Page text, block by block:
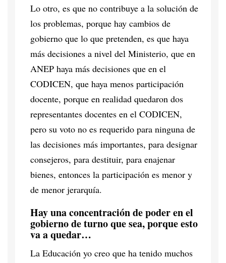
Lo otro, es que no contribuye a la solución de
los problemas, porque hay cambios de
gobierno que lo que pretenden, es que haya
más decisiones a nivel del Ministerio, que en
ANEP haya más decisiones que en el
CODICEN, que haya menos participación
docente, porque en realidad quedaron dos
representantes docentes en el CODICEN,
pero su voto no es requerido para ninguna de
las decisiones más importantes, para designar
consejeros, para destituir, para enajenar
bienes, entonces la participación es menor y
de menor jerarquía.
Hay una concentración de poder en el
gobierno de turno que sea, porque esto
va a quedar…
La Educación yo creo que ha tenido muchos